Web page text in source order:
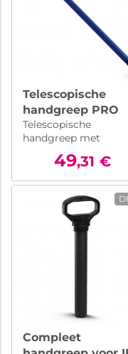
Telescopische
handgreep PRO
102->185cm
Telescopische
handgreep met
metalen hulpstuk
wasborstel.
49,31 €
Compleet